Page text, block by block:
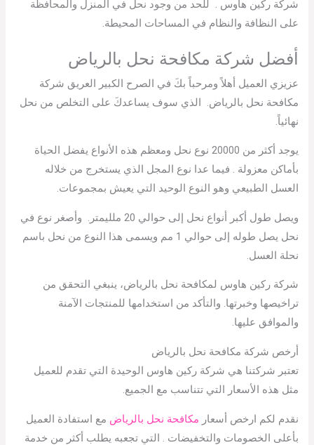
شركة ركين هاوس . للحد من وجود نحل في المنزل والمحافظة
على النظافة والنظام في المساحات المحيطة.
أفضل شركة مكافحة نحل بالرياض
عزيزي العميل أهلاً ومرحباً بكَ في الصرح الكبير العريق شركة
مكافحة نحل بالرياض. الذي سوف يساعدكَ على التخلص من نحل
نهائياً.
يوجد أكثر من 20000 نوع نحل ومعظم هذه الأنواع يفضل الحياة
بأماكن معزولة . فيما عدا نوع المجل الذي يستخرج من خلاله
العسل الطبيعي وهو النوع الوحيد التي يعيش بمجموعات.
ويصل طول أكبر أنواع نحل إلى حوالي 20 ملليمتر. وأصغر نوع في
نحل يصل طوله إلى حوالي 1 مم ويسمى هذا النوع من نحل باسم
نحلة العسل.
شركة ركين هاوس لمكافحة نحل بالرياض، ينبغي التحقق من
تراخيصها وخبرتها. والتأكد من استخدامها للمنتجات الآمنة
والموافق عليها.
أرخص شركة مكافحة نحل بالرياض
تعتبر شركتنا هي شركة ركين هاوس الوحيدة التي تقدم للعميل
مثل هذه الأسعار التي تتناسب مع الجميع.
نقدم لكم ارخص أسعار مكافحة نحل بالرياض مع استفادة العميل
بأعلى الخصومات والتخفيضات . التي تجعبه يطلب أكثر من خدمة